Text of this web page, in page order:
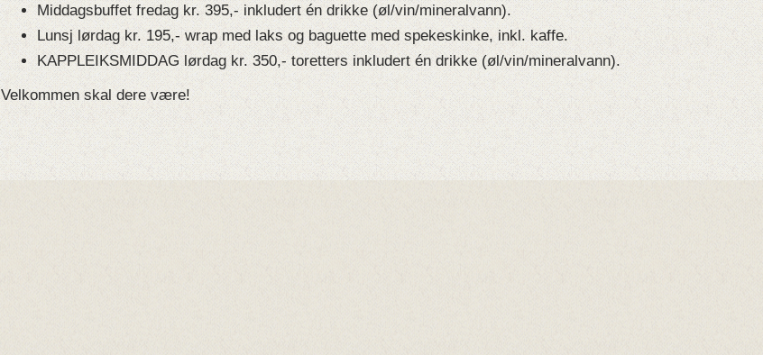
Middagsbuffet fredag kr. 395,- inkludert én drikke (øl/vin/mineralvann).
Lunsj lørdag kr. 195,- wrap med laks og baguette med spekeskinke, inkl. kaffe.
KAPPLEIKSMIDDAG lørdag kr. 350,- toretters inkludert én drikke (øl/vin/mineralvann).
Velkommen skal dere være!